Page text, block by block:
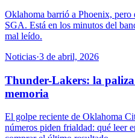
Oklahoma barrió a Phoenix, pero
SGA. Está en los minutos del
mal leído.
Noticias·3 de abril, 2026
Thunder-Lakers: la
memoria
El golpe reciente de Oklahoma
números piden frialdad: qué leer